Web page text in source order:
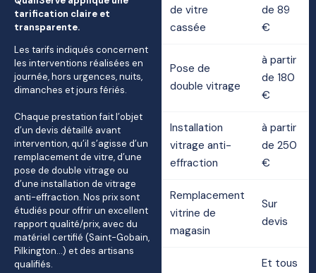
tarification claire et
transparente.
Les tarifs indiqués concernent
les interventions réalisées en
journée, hors urgences, nuits,
dimanches et jours fériés.
Chaque prestation fait l’objet
d’un devis détaillé avant
intervention, qu’il s’agisse d’un
remplacement de vitre, d’une
pose de double vitrage ou
d’une installation de vitrage
anti-effraction. Nos prix sont
étudiés pour offrir un excellent
rapport qualité/prix, avec du
matériel certifié (Saint-Gobain,
Pilkington…) et des artisans
qualifiés.
de vitre
cassée
de 89
€
Pose de
double vitrage
à partir
de 180
€
Installation
vitrage anti-
effraction
à partir
de 250
€
Remplacement
vitrine de
magasin
Sur
devis
Et tous